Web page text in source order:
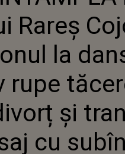
DANS
ȘI
MESAJ
ÎN
Rareș
la
rupe
și
cu